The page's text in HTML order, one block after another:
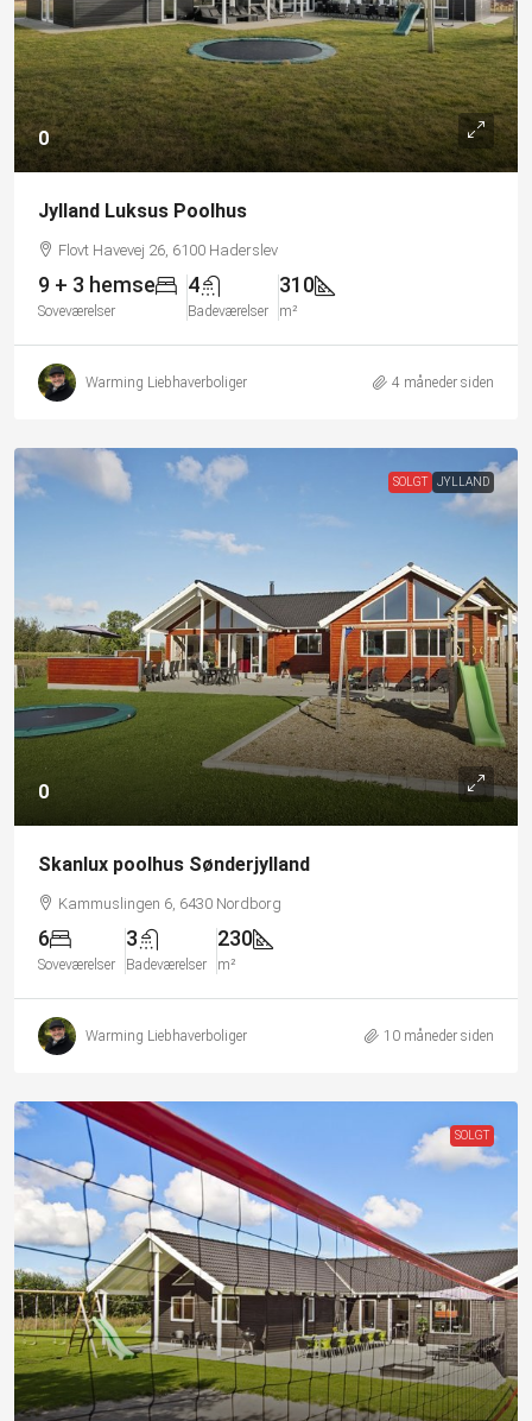
0
Jylland Luksus Poolhus
Flovt Havevej 26, 6100 Haderslev
9 + 3 hemse
Soveværelser
4
Badeværelser
310
m²
Warming Liebhaverboliger 4 måneder siden
SOLGT JYLLAND
0
Skanlux poolhus Sønderjylland
Kammuslingen 6, 6430 Nordborg
6
Soveværelser
3
Badeværelser
230
m²
Warming Liebhaverboliger 10 måneder siden
SOLGT